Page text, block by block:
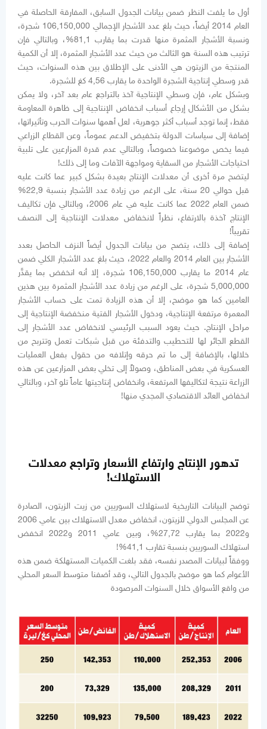
أول ما يلفت النظر ضمن بيانات الجدول السابق، المفارقة الحاصلة في
العام 2014 أيضاً، حيث بلغ عدد الأشجار الإجمالي 106,150,000 شجرة،
ونسبة الأشجار المثمرة منها قدرت بما يقارب 81,1%، وبالتالي فإن
ترتيب هذه السنة هو الثالث من حيث عدد الأشجار المثمرة، إلا أن الكمية
المنتجة من الزيتون هي الأدنى على الإطلاق بين هذه السنوات، حيث
قدر وسطي إنتاجية الشجرة الواحدة ما يقارب 4,56 كغ للشجرة.
وبشكل عام، فإن وسطي الإنتاجية آخذ بالتراجع عام بعد آخر، ولا يمكن
بشكل من الأشكال إرجاع أسباب انخفاض الإنتاجية إلى ظاهرة المعاومة
فقط، إنما توجد أسباب أكثر جوهرية، لعل أهمها سنوات الحرب وتأثيراتها،
إضافة إلى سياسات الدولة بتخفيض الدعم عموماً، وعن القطاع الزراعي
فيما يخص موضوعنا خصوصاً، وبالتالي عدم قدرة المزارعين على تلبية
احتياجات الأشجار من السقاية ومواجهة الآفات وما إلى ذلك!
ليتضح مرة أخرى أن معدلات الإنتاج بعيدة بشكل كبير عما كانت عليه
قبل حوالي 20 سنة، على الرغم من زيادة عدد الأشجار بنسبة 22,9%
ضمن العام 2022 عما كانت عليه في عام 2006، وبالتالي فإن تكاليف
الإنتاج آخذة بالارتفاع، نظراً لانخفاض معدلات الإنتاجية إلى النصف
تقريباً!
إضافة إلى ذلك، يتضح من بيانات الجدول أيضاً النزف الحاصل بعدد
الأشجار بين العام 2014 والعام 2022، حيث بلغ عدد الأشجار الكلي ضمن
عام 2014 ما يقارب 106,150,000 شجرة، إلا أنه انخفض بما يقدَّر
5,000,000 شجرة، على الرغم من زيادة عدد الأشجار المثمرة بين هذين
العامين كما هو موضح، إلا أن هذه الزيادة تمت على حساب الأشجار
المعمرة مرتفعة الإنتاجية، ودخول الأشجار الفتية منخفضة الإنتاجية إلى
مراحل الإنتاج. حيث يعود السبب الرئيسي لانخفاض عدد الأشجار إلى
القطع الجائر لها للتحطيب والتدفئة من قبل شبكات تعمل وتتربح من
خلالها، بالإضافة إلى ما تم حرقه وإتلافه من حقول بفعل العمليات
العسكرية في بعض المناطق، وصولاً إلى تخلي بعض المزارعين عن هذه
الزراعة نتيجة لتكاليفها المرتفعة، وانخفاض إنتاجيتها عاماً تلو آخر، وبالتالي
انخفاض العائد الاقتصادي المجدي منها!
تدهور الإنتاج وارتفاع الأسعار وتراجع معدلات
الاستهلاك!
توضح البيانات التاريخية لاستهلاك السوريين من زيت الزيتون، الصادرة
عن المجلس الدولي للزيتون، انخفاض معدل الاستهلاك بين عامي 2006
و2022 بما يقارب 27,72%، وبين عامي 2011 و2022 انخفض
استهلاك السوريين بنسبة تقارب 41,1%!
ووفقاً لبيانات المصدر نفسه، فقد بلغت الكميات المستهلكة ضمن هذه
الأعوام كما هو موضح بالجدول التالي، وقد أضفنا متوسط السعر المحلي
من واقع الأسواق خلال السنوات المرصودة